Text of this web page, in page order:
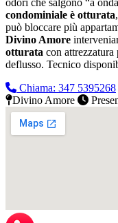
condominiale è otturata
può bloccare più
Divino Amore
otturata con
deflusso. Tecnico
Chiama: 347 5395268
Divino Amore